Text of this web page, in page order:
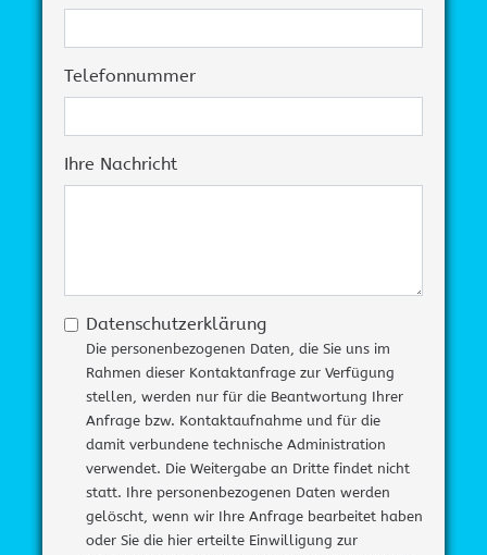
Telefonnummer
Ihre Nachricht
Datenschutzerklärung
Die personenbezogenen Daten, die Sie uns im
Rahmen dieser Kontaktanfrage zur Verfügung
stellen, werden nur für die Beantwortung Ihrer
Anfrage bzw. Kontaktaufnahme und für die
damit verbundene technische Administration
verwendet. Die Weitergabe an Dritte findet nicht
statt. Ihre personenbezogenen Daten werden
gelöscht, wenn wir Ihre Anfrage bearbeitet haben
oder Sie die hier erteilte Einwilligung zur